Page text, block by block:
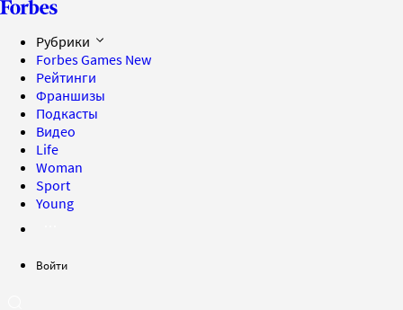
Рубрики
Forbes Games New
Рейтинги
Франшизы
Подкасты
Видео
Life
Woman
Sport
Young
Войти